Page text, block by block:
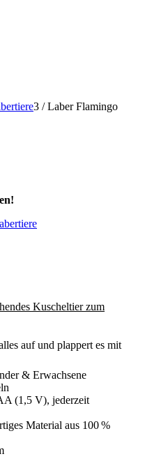
3 / Laber Flamingo
Kuscheltier zum
auf und plappert es mit
& Erwachsene
(1,5 V), jederzeit
Material aus 100 %